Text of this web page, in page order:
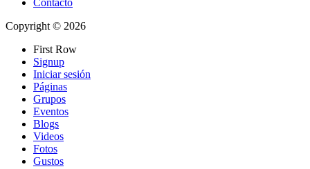
Contacto
Copyright © 2026
First Row
Signup
Iniciar sesión
Páginas
Grupos
Eventos
Blogs
Videos
Fotos
Gustos